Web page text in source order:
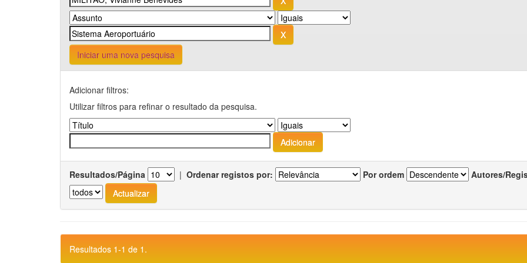
Iniciar uma nova pesquisa
Adicionar filtros:
Utilizar filtros para refinar o resultado da pesquisa.
Resultados/Página | Ordenar registos por: Por ordem Autores/
Resultados 1-1 de 1.